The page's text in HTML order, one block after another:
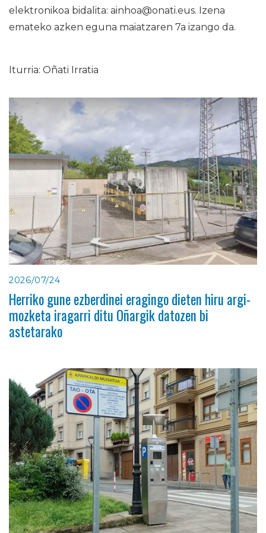
elektronikoa bidalita: ainhoa@onati.eus. Izena
emateko azken eguna maiatzaren 7a izango da.
Iturria: Oñati Irratia
2026/07/24
Herriko gune ezberdinei eragingo dieten hiru argi-
mozketa iragarri ditu Oñargik datozen bi
astetarako